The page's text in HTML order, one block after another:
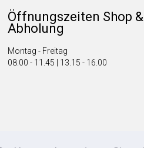
Öffnungszeiten Shop &
Abholung
Montag - Freitag
08.00 - 11.45 | 13.15 - 16.00